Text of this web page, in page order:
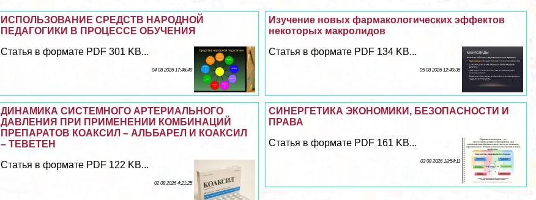
Изучение новых фармакологических эффектов
некоторых макролидов
Статья в формате PDF 134 KB...
05 08 2026 12:40:36
ИСПОЛЬЗОВАНИЕ СРЕДСТВ НАРОДНОЙ
ПЕДАГОГИКИ В ПРОЦЕССЕ ОБУЧЕНИЯ
Статья в формате PDF 301 KB...
04 08 2026 17:46:49
СИНЕРГЕТИКА ЭКОНОМИКИ, БЕЗОПАСНОСТИ И
ПРАВА
Статья в формате PDF 161 KB...
03 08 2026 18:54:11
ДИНАМИКА СИСТЕМНОГО АРТЕРИАЛЬНОГО
ДАВЛЕНИЯ ПРИ ПРИМЕНЕНИИ КОМБИНАЦИЙ
ПРЕПАРАТОВ КОАКСИЛ – АЛЬБАРЕЛ И КОАКСИЛ
– ТЕВЕТЕН
Статья в формате PDF 122 KB...
02 08 2026 4:21:25